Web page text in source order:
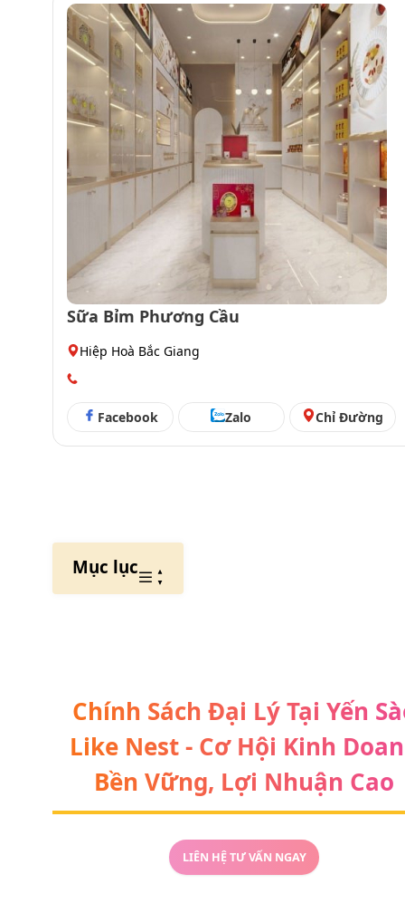
Sữa Bỉm Phương Cầu
Hiệp Hoà Bắc Giang
Facebook Zalo Chỉ Đường
Mục lục
Chính Sách Đại Lý Tại Yến
Like Nest - Cơ Hội Kinh
Bền Vững, Lợi Nhuận Cao
LIÊN HỆ TƯ VẤN NGAY